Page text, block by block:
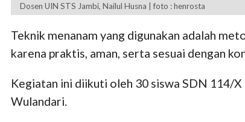
Dosen UIN STS Jambi, Nailul Husna | foto : henrosta
Teknik menanam yang digunakan adalah
karena praktis, aman, serta sesuai dengan
Kegiatan ini diikuti oleh 30 siswa SDN 114/
Wulandari.